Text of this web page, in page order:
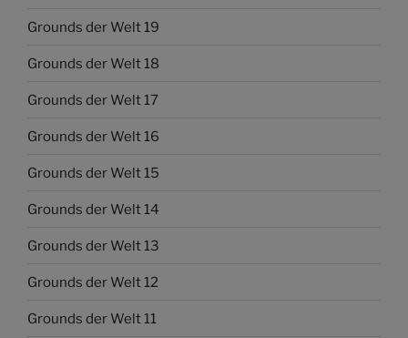
Grounds der Welt 19
Grounds der Welt 18
Grounds der Welt 17
Grounds der Welt 16
Grounds der Welt 15
Grounds der Welt 14
Grounds der Welt 13
Grounds der Welt 12
Grounds der Welt 11